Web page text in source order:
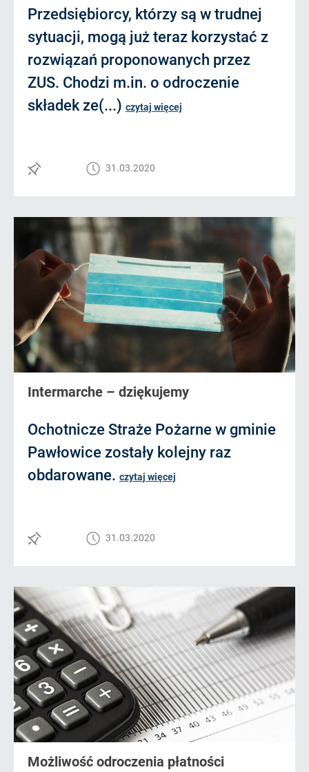
Przedsiębiorcy, którzy są w trudnej
sytuacji, mogą już teraz korzystać z
rozwiązań proponowanych przez
ZUS. Chodzi m.in. o odroczenie
składek ze(...) czytaj więcej
31.03.2020
Intermarche – dziękujemy
Ochotnicze Straże Pożarne w gminie
Pawłowice zostały kolejny raz
obdarowane. czytaj więcej
31.03.2020
Możliwość odroczenia płatności